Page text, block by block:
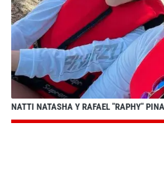
NATTI NATASHA Y RAFAEL "RAPHY" PINA